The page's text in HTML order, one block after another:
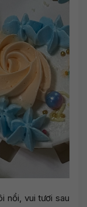
nổi, vui tươi sau